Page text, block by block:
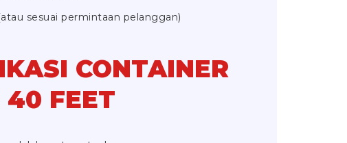
sesuai permintaan pelanggan)
CONTAINER
40 FEET